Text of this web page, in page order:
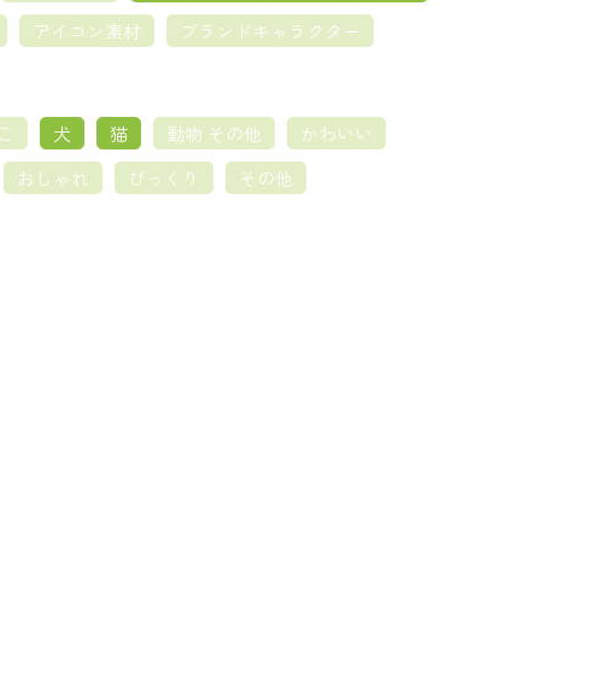
アイコン素材 ブランドキャラクター
犬 猫 動物 その他
かわいい
おしゃれ びっくり その他